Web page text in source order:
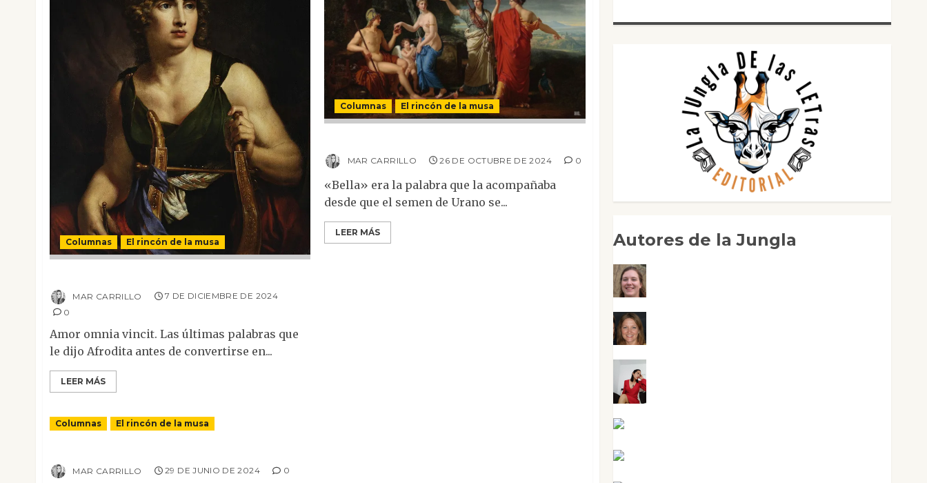
Columnas El rincón de la musa
MAR CARRILLO
7 DE DICIEMBRE DE 2024
0
Amor omnia vincit. Las últimas palabras que
le dijo Afrodita antes de convertirse en...
LEER MÁS
Columnas El rincón de la musa
MAR CARRILLO 26 DE OCTUBRE DE 2024 0
«Bella» era la palabra que la acompañaba
desde que el semen de Urano se...
LEER MÁS
Columnas El rincón de la musa
MAR CARRILLO 29 DE JUNIO DE 2024 0
Autores de la Jungla